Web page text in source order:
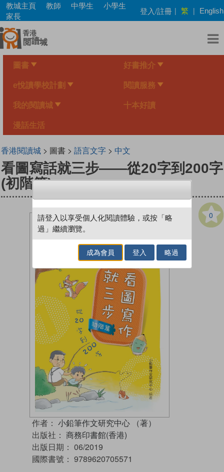
Skip
main
content
教城主頁 教師 中學生
小學生
家長
登入/註冊 | 繁 | English
圖書 好書推介
e悅讀學校計劃 閱讀服務
我的閱讀城 十本好讀
漫話生活
香港閱讀城> 圖書 > 語言文字> 中文
看圖寫話就三步——從20字到200字
(初階篇)
0
作者： 小鉛筆作文研究中心 （著）
出版社： 商務印書館(香港)
出版日期： 06/2019
國際書號： 9789620705571
請登入以享受個人化閱讀體驗，或按「略
過」繼續瀏覽。
成為會員 登入 略過